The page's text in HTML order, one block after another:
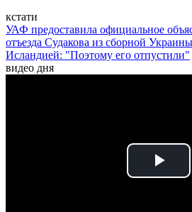
кстати
УАФ предоставила официальное
отъезда Судакова из сборной
Исландией: "Поэтому его отпустили"
видео дня
Play